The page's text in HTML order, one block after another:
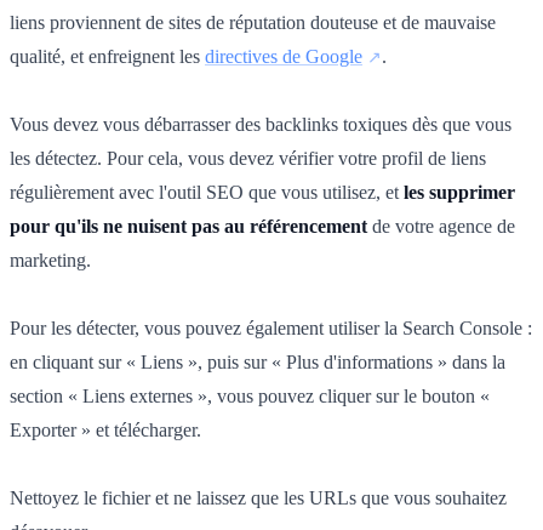
liens proviennent de sites de réputation douteuse et de mauvaise
qualité, et enfreignent les directives de Google .
Vous devez vous débarrasser des backlinks toxiques dès que vous
les détectez. Pour cela, vous devez vérifier votre profil de liens
régulièrement avec l'outil SEO que vous utilisez, et les supprimer
pour qu'ils ne nuisent pas au référencement de votre agence de
marketing.
Pour les détecter, vous pouvez également utiliser la Search Console :
en cliquant sur « Liens », puis sur « Plus d'informations » dans la
section « Liens externes », vous pouvez cliquer sur le bouton «
Exporter » et télécharger.
Nettoyez le fichier et ne laissez que les URLs que vous souhaitez